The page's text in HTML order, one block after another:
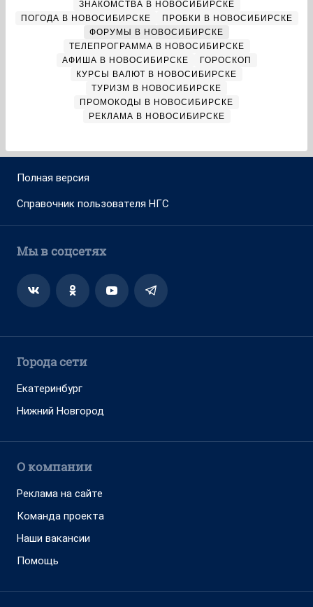
ЗНАКОМСТВА В НОВОСИБИРСКЕ
ПОГОДА В НОВОСИБИРСКЕ
ПРОБКИ В НОВОСИБИРСКЕ
ФОРУМЫ В НОВОСИБИРСКЕ
ТЕЛЕПРОГРАММА В НОВОСИБИРСКЕ
АФИША В НОВОСИБИРСКЕ
ГОРОСКОП
КУРСЫ ВАЛЮТ В НОВОСИБИРСКЕ
ТУРИЗМ В НОВОСИБИРСКЕ
ПРОМОКОДЫ В НОВОСИБИРСКЕ
РЕКЛАМА В НОВОСИБИРСКЕ
Полная версия
Справочник пользователя НГС
Мы в соцсетях
Города сети
Екатеринбург
Нижний Новгород
О компании
Реклама на сайте
Команда проекта
Наши вакансии
Помощь